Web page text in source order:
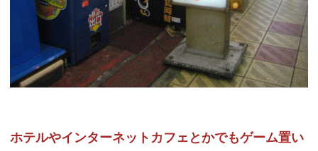
ホテルやインターネットカフェとかでもゲーム置い